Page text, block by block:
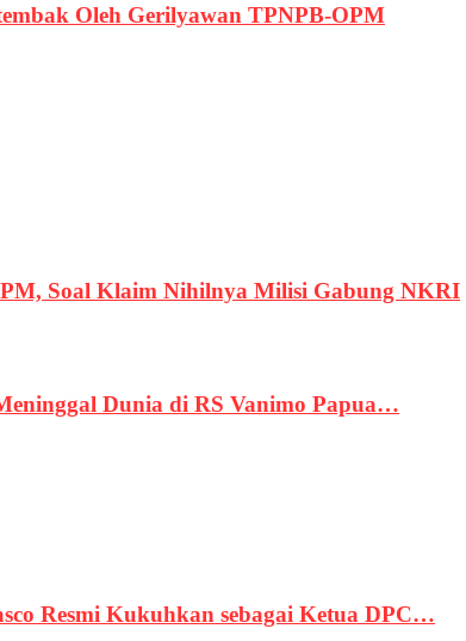
Oleh Gerilyawan TPNPB-OPM
Soal Klaim Nihilnya Milisi Gabung NKRI
Dunia di RS Vanimo Papua…
Resmi Kukuhkan sebagai Ketua DPC…